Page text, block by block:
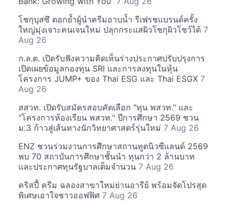
โชกุบุสซึ ตอกย้ำผู้นำครีมอาบน้ำ รีเฟรชแบรนด์ครั้ง
ใหญ่มุ่งเจาะคนเจนใหม่ ปลุกกระแสผิวโชกุผิวโชว์ได้ 7
Aug 26
ก.ล.ต. เปิดรับฟังความคิดเห็นร่างประกาศปรับปรุงการ
เปิดเผยข้อมูลกองทุน SRI และการลงทุนในหุ้น
โครงการ JUMP+ ของ Thai ESG และ Thai ESGX 7
Aug 26
สสวท. เปิดรับสมัครสอบคัดเลือก "ทุน พสวท." และ
"โครงการห้องเรียน พสวท." ปีการศึกษา 2569 ชวน
ม.3 ก้าวสู่เส้นทางนักวิทยาศาสตร์รุ่นใหม่ 7 Aug 26
ENZ ชวนร่วมงานการศึกษาสถานทูตนิวซีแลนด์ 2569
พบ 70 สถาบันการศึกษาชั้นนำ ทุนกว่า 2 ล้านบาท
และประกาศทุนรัฐบาลเต็มจำนวน 7 Aug 26
คริสปี้ ครีม ฉลองสาขาใหม่ย่านอารีย์ พร้อมจัดโปรสุด
พิเศษเอาใจชาวออฟฟิศ 7 Aug 26